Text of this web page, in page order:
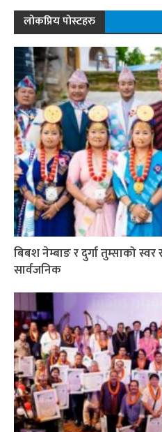
लोकप्रिय पोस्टहरु
बिबश नेम्बाङ र दुर्गा तुम्साको स्वर
सार्वजनिक